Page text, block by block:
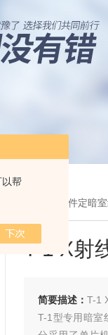
以帮
1 X射线探伤配件定暗
T-1 X射
简要描述：T-1
T-1型专用暗室